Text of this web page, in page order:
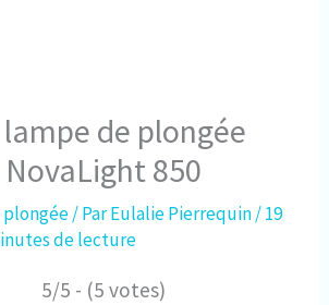
de plongée
850
/ ParEulalie Pierrequin/19
de lecture
5/5 - (5 votes)